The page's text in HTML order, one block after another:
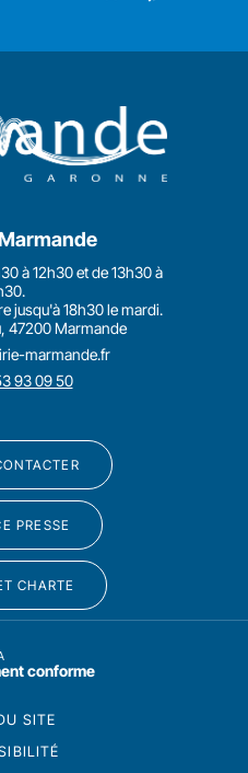
à 12h30 et de 13h30 à
jusqu'à 18h30 le mardi.
47200 Marmande
marmande.fr
93 09 50
PRESSE
CHARTE
conforme
SITE